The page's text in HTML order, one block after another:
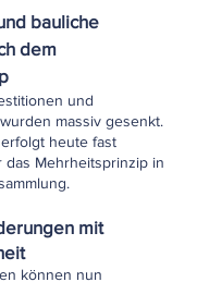
bauliche
dem
und
massiv gesenkt.
heute fast
das Mehrheitsprinzip in
mit
können nun